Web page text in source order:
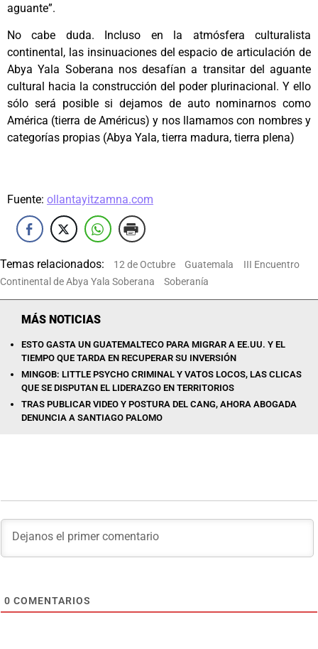
aguante”.
No cabe duda. Incluso en la atmósfera culturalista
continental, las insinuaciones del espacio de articulación de
Abya Yala Soberana nos desafían a transitar del aguante
cultural hacia la construcción del poder plurinacional. Y ello
sólo será posible si dejamos de auto nominarnos como
América (tierra de Américus) y nos llamamos con nombres y
categorías propias (Abya Yala, tierra madura, tierra plena)
Fuente: ollantayitzamna.com
Temas relacionados: 12 de Octubre Guatemala
III Encuentro
Continental de Abya Yala Soberana
Soberanía
MÁS NOTICIAS
ESTO GASTA UN GUATEMALTECO PARA MIGRAR A EE.UU. Y EL
TIEMPO QUE TARDA EN RECUPERAR SU INVERSIÓN
MINGOB: LITTLE PSYCHO CRIMINAL Y VATOS LOCOS, LAS CLICAS
QUE SE DISPUTAN EL LIDERAZGO EN TERRITORIOS
TRAS PUBLICAR VIDEO Y POSTURA DEL CANG, AHORA ABOGADA
DENUNCIA A SANTIAGO PALOMO
0 COMENTARIOS